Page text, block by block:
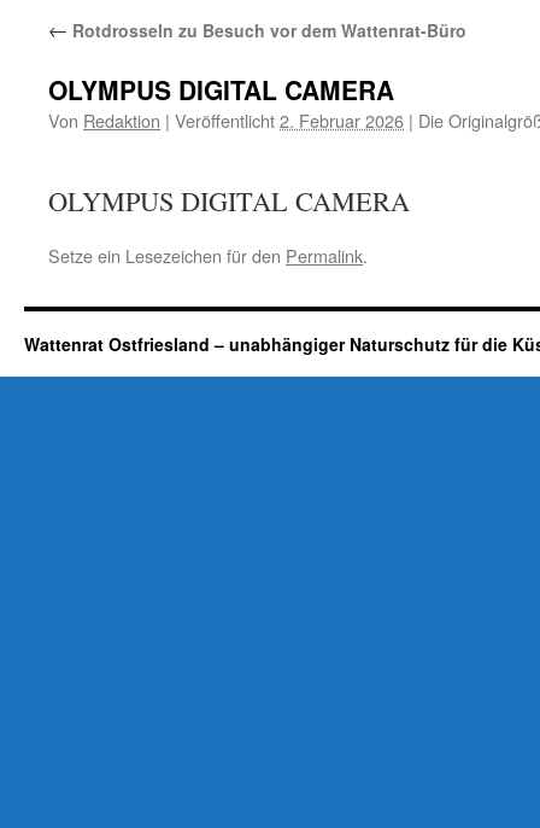
← Rotdrosseln zu Besuch vor dem Wattenrat-Büro
OLYMPUS DIGITAL CAMERA
Von Redaktion | Veröffentlicht2. Februar 2026 | Die
OLYMPUS DIGITAL CAMERA
Setze ein Lesezeichen für den Permalink.
Wattenrat Ostfriesland – unabhängiger Naturschutz für die